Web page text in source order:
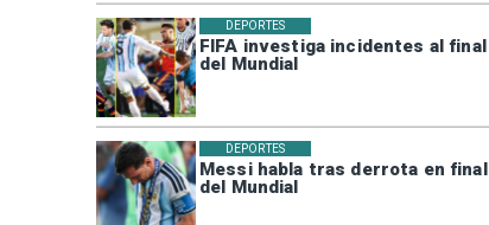
FIFA investiga incidentes al final
del Mundial
DEPORTES
Messi habla tras derrota en final
del Mundial
DEPORTES